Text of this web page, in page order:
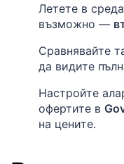
Летете в
възможно —
Сравнявайте
да видите
Настройте
офертите в
на цените.